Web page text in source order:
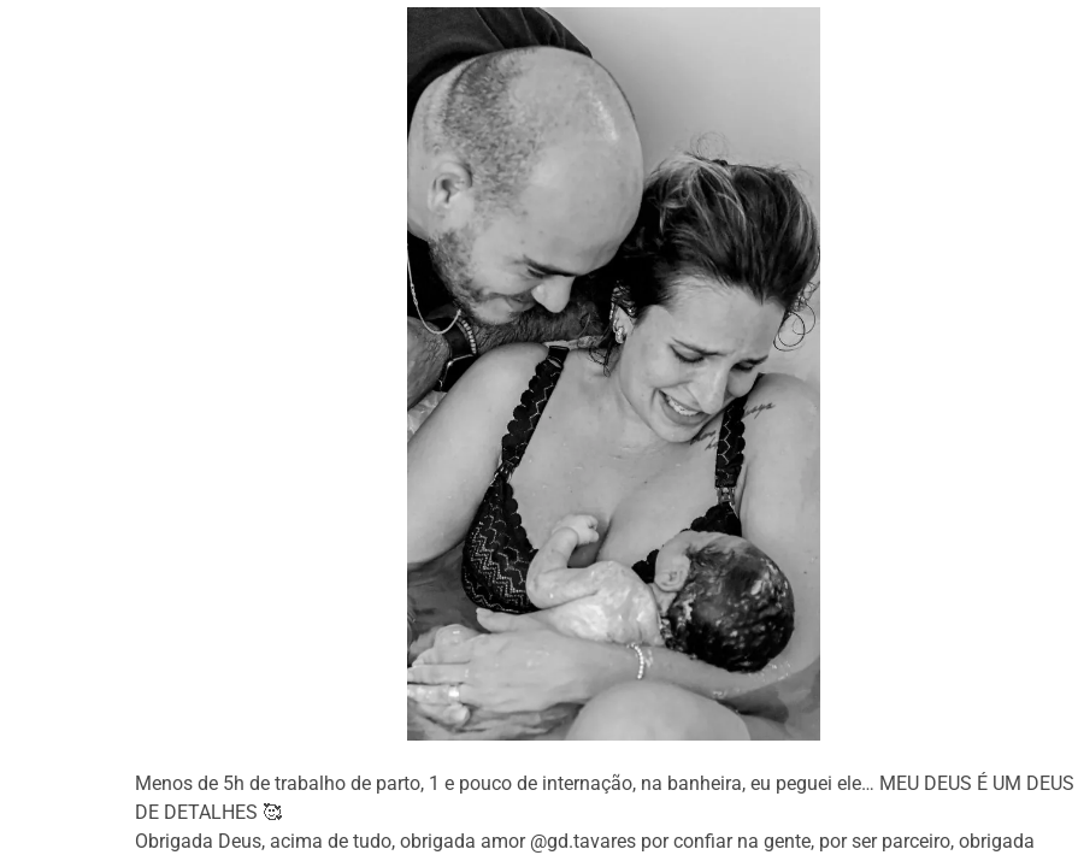
Menos de 5h de trabalho de parto, 1 e pouco de internação, na banheira, eu peguei ele… MEU DEUS É UM DEUS
DE DETALHES 🥰
Obrigada Deus, acima de tudo, obrigada amor @gd.tavares por confiar na gente, por ser parceiro, obrigada